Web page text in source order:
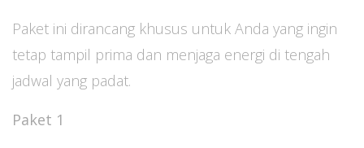
Paket ini dirancang khusus untuk Anda yang ingin
tetap tampil prima dan menjaga energi di tengah
jadwal yang padat.
Paket 1